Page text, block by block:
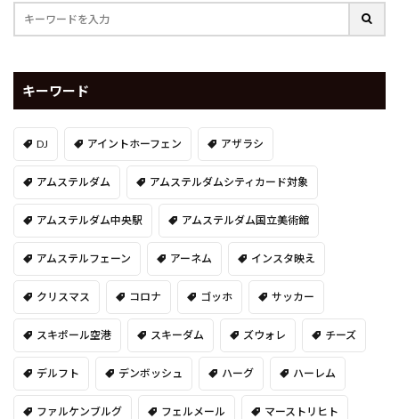
キーワード
DJ アイントホーフェン アザラシ
アムステルダム アムステルダムシティカード対象
アムステルダム中央駅 アムステルダム国立美術館
アムステルフェーン アーネム インスタ映え
クリスマス コロナ ゴッホ サッカー
スキポール空港 スキーダム ズウォレ チーズ
デルフト デンボッシュ ハーグ ハーレム
ファルケンブルグ フェルメール マーストリヒト